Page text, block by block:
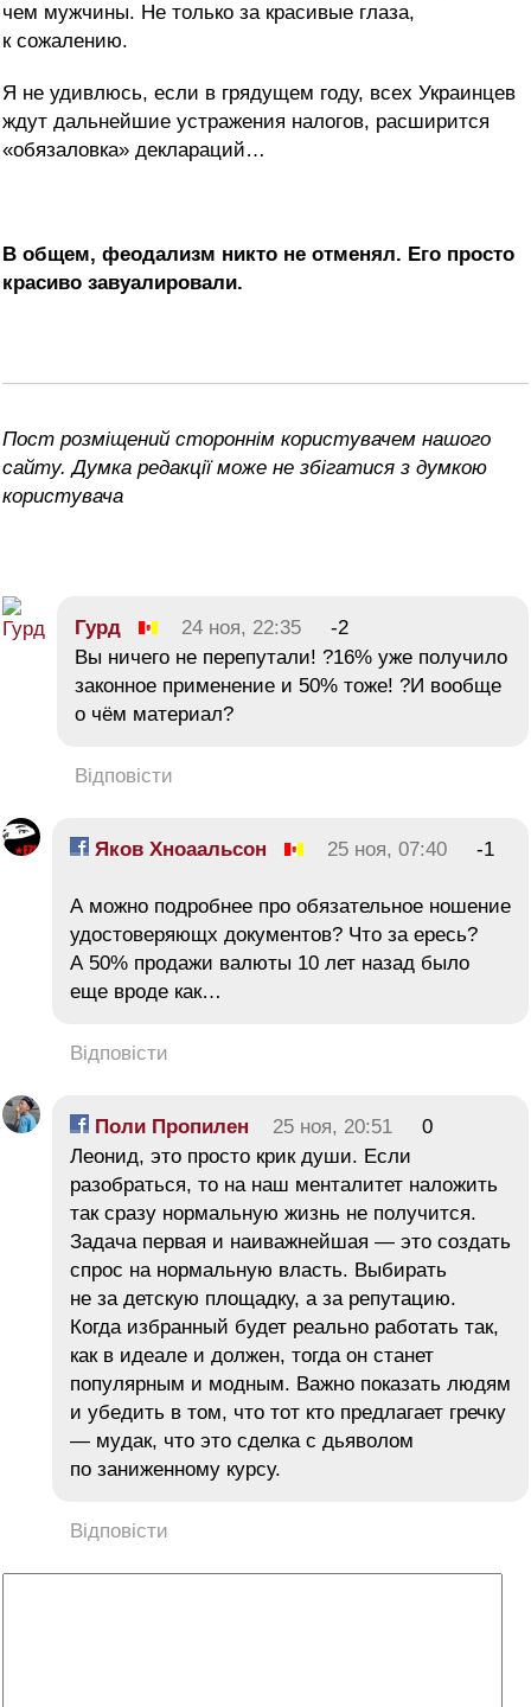
чем мужчины. Не только за красивые глаза,
к сожалению.
Я не удивлюсь, если в грядущем году, всех Украинцев
ждут дальнейшие устражения налогов, расширится
«обязаловка» деклараций…
В общем, феодализм никто не отменял. Его просто
красиво завуалировали.
Пост розміщений стороннім користувачем нашого
сайту. Думка редакції може не збігатися з думкою
користувача
Гурд 24 ноя, 22:35
-2
Вы ничего не перепутали! ?16% уже получило
законное применение и 50% тоже! ?И вообще
о чём материал?
Відповісти
Яков Хноаальсон 25 ноя, 07:40 -1
А можно подробнее про обязательное ношение
удостоверяющх документов? Что за ересь?
А 50% продажи валюты 10 лет назад было
еще вроде как…
Відповісти
Поли Пропилен 25 ноя, 20:51
0
Леонид, это просто крик души. Если
разобраться, то на наш менталитет наложить
так сразу нормальную жизнь не получится.
Задача первая и наиважнейшая — это создать
спрос на нормальную власть. Выбирать
не за детскую площадку, а за репутацию.
Когда избранный будет реально работать так,
как в идеале и должен, тогда он станет
популярным и модным. Важно показать людям
и убедить в том, что тот кто предлагает гречку
— мyдак, что это сделка с дьяволом
по заниженному курсу.
Відповісти